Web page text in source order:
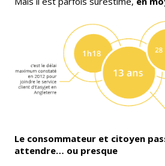
Le consommateur et citoyen
attendre… ou presque